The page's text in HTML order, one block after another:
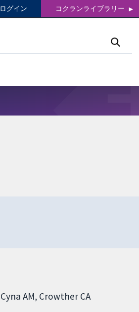
ログイン コクランライブラリー
Cyna AM Crowther CA